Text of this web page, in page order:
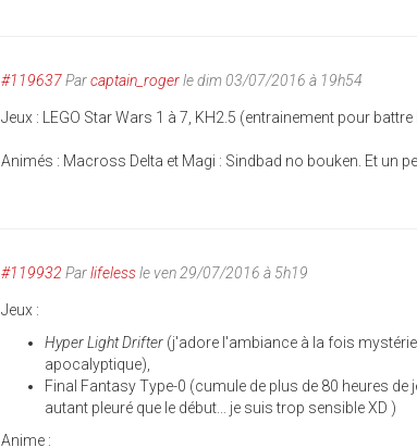
#119637Parcaptain_rogerle dim 03/07/2016 à 19h54
Jeux : LEGO Star Wars 1 à 7, KH2.5 (entrainement pour battre
Animés : Macross Delta et Magi : Sindbad no bouken. Et un
#119932 Parlifelessle ven 29/07/2016 à 5h19
Jeux :
Hyper Light Drifter (j'adore l'ambiance à la fois
apocalyptique),
Final Fantasy Type-0 (cumule de plus de 80 heures
autant pleuré que le début... je suis trop sensible XD )
Anime :